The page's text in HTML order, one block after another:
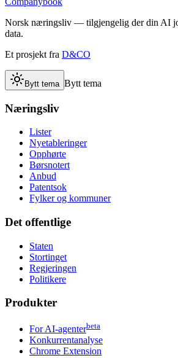
Norsk næringsliv — tilgjengelig der din AI
data.
Et prosjekt fra D&CO
Bytt tema Bytt tema
Næringsliv
Lister
Nyetableringer
Opphørte
Børsnotert
Anbud
Patentsok
Fylker og kommuner
Det offentlige
Staten
Stortinget
Regjeringen
Politikere
Produkter
For AI-agenterbeta
Konkurrentanalyse
Chrome Extension